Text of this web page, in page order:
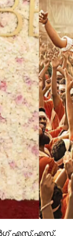
എസ്.എസ്.